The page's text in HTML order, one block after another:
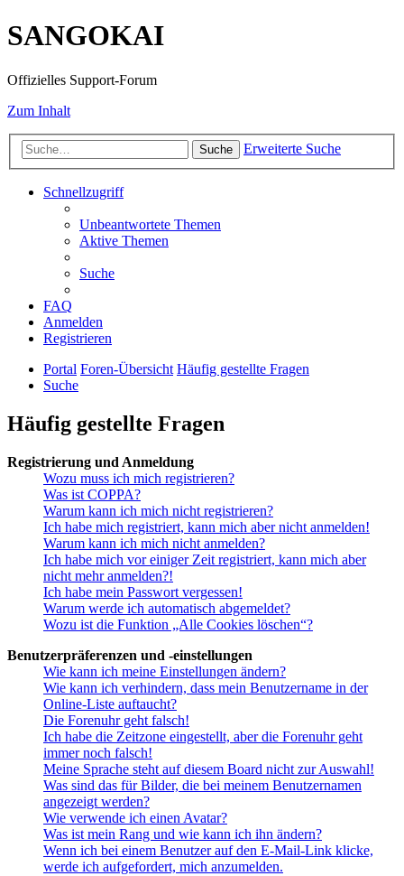
SANGOKAI
Offizielles Support-Forum
Zum Inhalt
Suche Erweiterte Suche
Schnellzugriff
Unbeantwortete Themen
Aktive Themen
Suche
FAQ
Anmelden
Registrieren
Portal Foren-Übersicht Häufig gestellte Fragen
Suche
Häufig gestellte Fragen
Registrierung und Anmeldung
Wozu muss ich mich registrieren?
Was ist COPPA?
Warum kann ich mich nicht registrieren?
Ich habe mich registriert, kann mich aber nicht anmelden!
Warum kann ich mich nicht anmelden?
Ich habe mich vor einiger Zeit registriert, kann mich aber
nicht mehr anmelden?!
Ich habe mein Passwort vergessen!
Warum werde ich automatisch abgemeldet?
Wozu ist die Funktion „Alle Cookies löschen“?
Benutzerpräferenzen und -einstellungen
Wie kann ich meine Einstellungen ändern?
Wie kann ich verhindern, dass mein Benutzername in der
Online-Liste auftaucht?
Die Forenuhr geht falsch!
Ich habe die Zeitzone eingestellt, aber die Forenuhr geht
immer noch falsch!
Meine Sprache steht auf diesem Board nicht zur Auswahl!
Was sind das für Bilder, die bei meinem Benutzernamen
angezeigt werden?
Wie verwende ich einen Avatar?
Was ist mein Rang und wie kann ich ihn ändern?
Wenn ich bei einem Benutzer auf den E-Mail-Link klicke,
werde ich aufgefordert, mich anzumelden.